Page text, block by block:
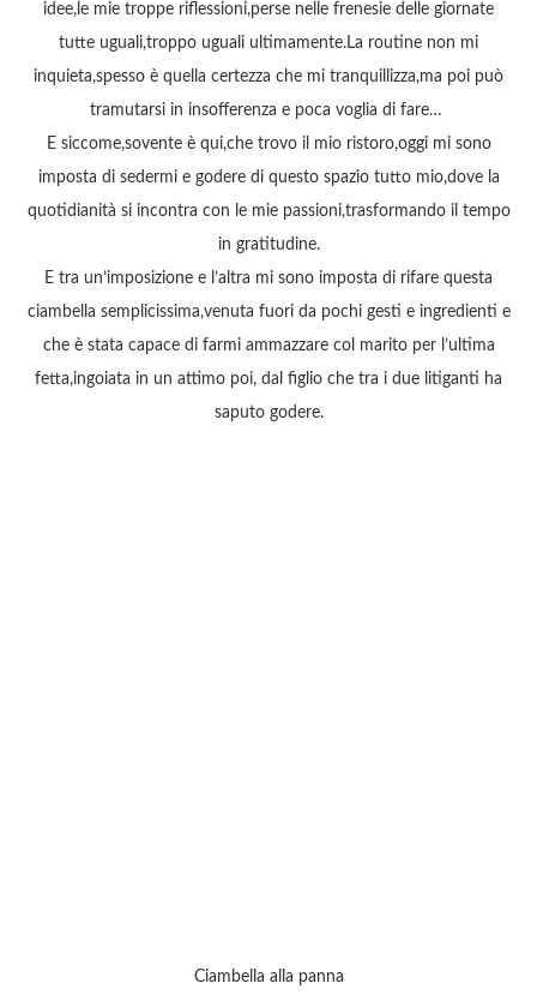
idee,le mie troppe riflessioni,perse nelle frenesie delle giornate
tutte uguali,troppo uguali ultimamente.La routine non mi
inquieta,spesso è quella certezza che mi tranquillizza,ma poi può
tramutarsi in insofferenza e poca voglia di fare…
E siccome,sovente è qui,che trovo il mio ristoro,oggi mi sono
imposta di sedermi e godere di questo spazio tutto mio,dove la
quotidianità si incontra con le mie passioni,trasformando il tempo
in gratitudine.
E tra un’imposizione e l’altra mi sono imposta di rifare questa
ciambella semplicissima,venuta fuori da pochi gesti e ingredienti e
che è stata capace di farmi ammazzare col marito per l’ultima
fetta,ingoiata in un attimo poi, dal figlio che tra i due litiganti ha
saputo godere.
Ciambella alla panna